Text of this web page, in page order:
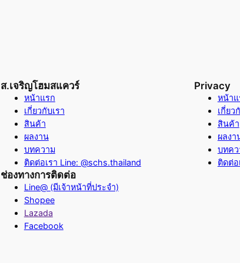
ส.เจริญโฮมสแควร์
หน้าแรก
เกี่ยวกับเรา
สินค้า
ผลงาน
บทความ
ติดต่อเรา Line: @schs.thailand
Privacy
หน้าแ
เกี่ยว
สินค้า
ผลงา
บทคว
ติดต่อ
ช่องทางการติดต่อ
Line@ (มีเจ้าหน้าที่ประจำ)
Shopee
Lazada
Facebook